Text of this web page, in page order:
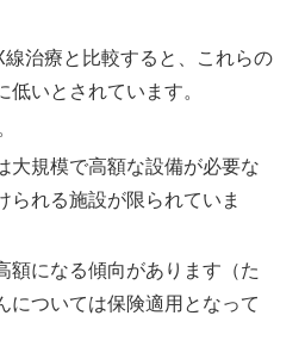
治療と比較すると、これらの
低いとされています。
大規模で高額な設備が必要な
られる施設が限られていま
額になる傾向があります（た
については保険適用となって